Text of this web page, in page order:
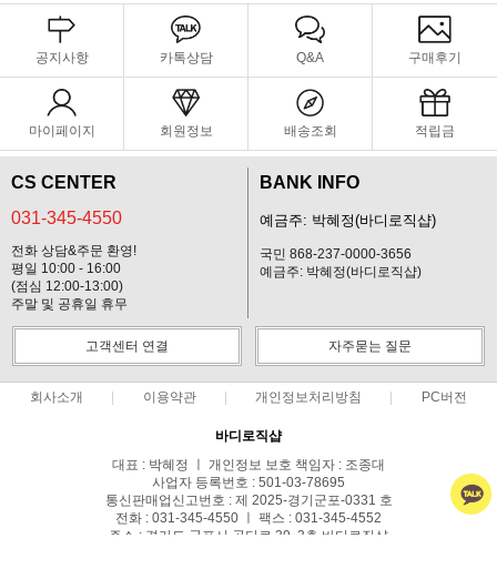
공지사항 카톡상담 Q&A 구매후기
마이페이지 회원정보 배송조회 적립금
CS CENTER
031-345-4550
전화 상담&주문 환영!
평일 10:00 - 16:00
(점심 12:00-13:00)
주말 및 공휴일 휴무
BANK INFO
예금주: 박혜정(바디로직샵)
국민 868-237-0000-3656
예금주: 박혜정(바디로직샵)
고객센터 연결 자주묻는 질문
회사소개 이용약관 개인정보처리방침 PC버전
바디로직샵
대표 : 박혜정 ㅣ 개인정보 보호 책임자 : 조종대
사업자 등록번호 : 501-03-78695
통신판매업신고번호 : 제 2025-경기군포-0331 호
전화 : 031-345-4550 ㅣ 팩스 : 031-345-4552
주소 : 경기도 군포시 공단로 39, 3층 바디로직샵